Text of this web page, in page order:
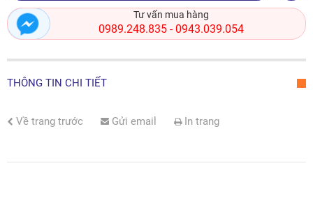
Tư vấn mua hàng
0989.248.835- 0943.039.054
THÔNG TIN CHI TIẾT
Về trang trước Gửi email In trang